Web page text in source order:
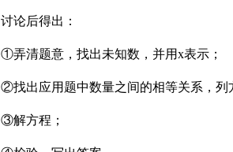
讨论后得出：
①弄清题意，找出未知数，并用x表示；
②找出应用题中数量之间的相等关系，列
③解方程；